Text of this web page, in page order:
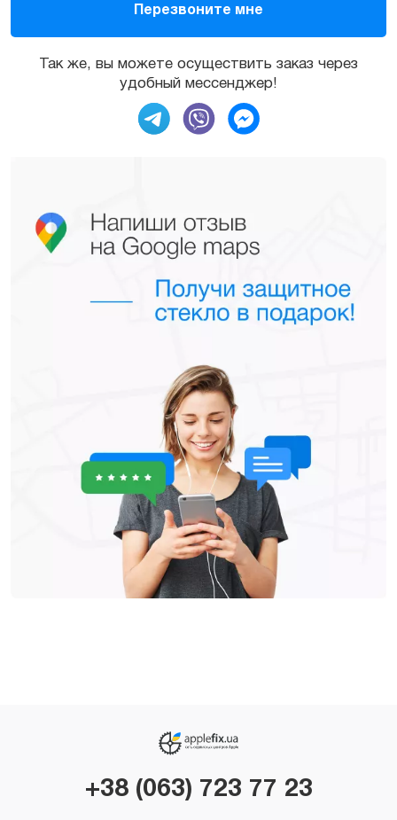
Так же, вы можете осуществить заказ через
удобный мессенджер!
+38 (063) 723 77 23